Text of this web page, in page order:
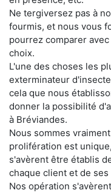
Ne tergiversez pas à
fourmis, et nous vous
pourrez comparer
choix.
L'une des choses les
exterminateur
cela que nous
donner la possibilité
à Bréviandes.
Nous sommes
prolifération est
s'avèrent être établis
chaque client et de ses
Nos opération